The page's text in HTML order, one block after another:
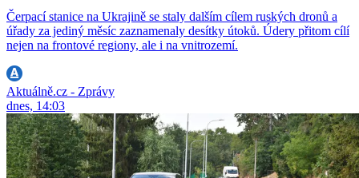
Čerpací stanice na Ukrajině se staly dalším cílem ruských dronů a
úřady za jediný měsíc zaznamenaly desítky útoků. Údery přitom cílí
nejen na frontové regiony, ale i na vnitrozemí.
Aktuálně.cz - Zprávy
dnes, 14:03